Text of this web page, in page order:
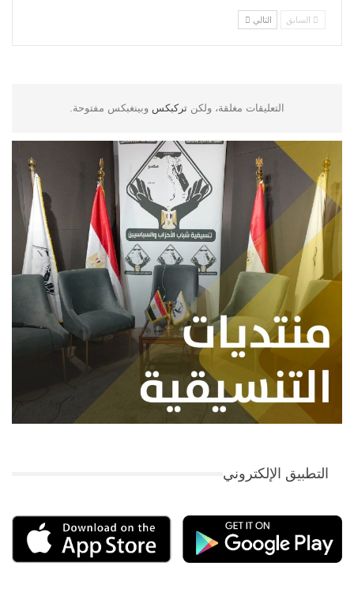
السابق التالي
التعليقات مغلقة، ولكن تركبكس وبينغبكس مفتوحة.
التطبيق الإلكتروني